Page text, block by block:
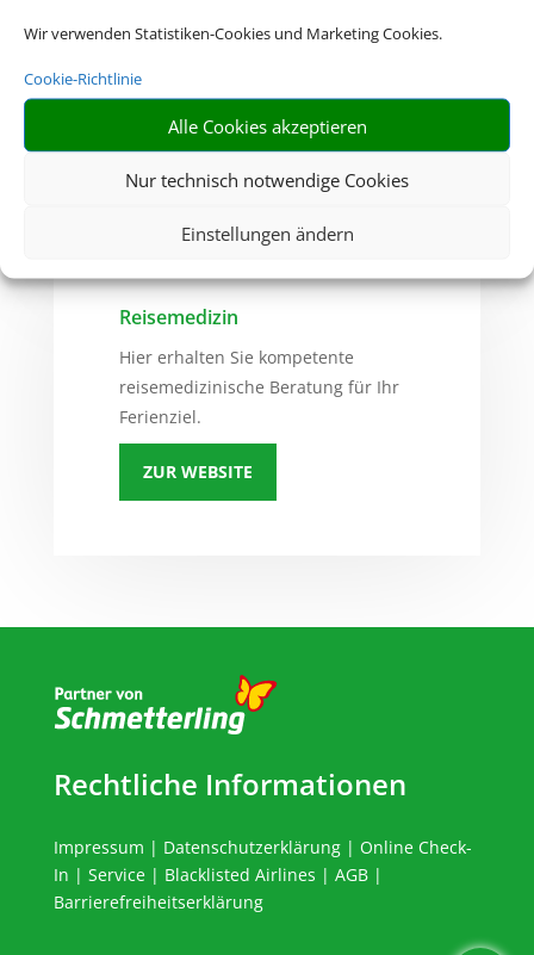
Wir verwenden Statistiken-Cookies und Marketing Cookies.
Cookie-Richtlinie
Alle Cookies akzeptieren
Nur technisch notwendige Cookies
Einstellungen ändern
Deutsche Visa und Konsular
Gesellschaft
Hier erhalten Sie Visa- und
Einreiseinformationen.
ZUR WEBSITE
Reisemedizin
Hier erhalten Sie kompetente
reisemedizinische Beratung für Ihr
Ferienziel.
ZUR WEBSITE
Rechtliche Informationen
Impressum | Datenschutzerklärung| Online Check-
In | Service| Blacklisted Airlines | AGB|
Barrierefreiheitserklärung